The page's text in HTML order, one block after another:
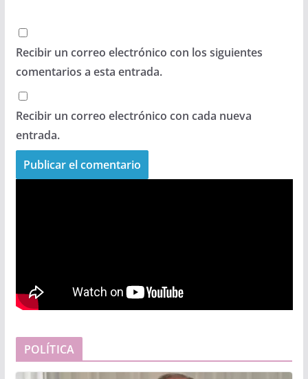
Recibir un correo electrónico con los siguientes
comentarios a esta entrada.
Recibir un correo electrónico con cada nueva
entrada.
POLÍTICA